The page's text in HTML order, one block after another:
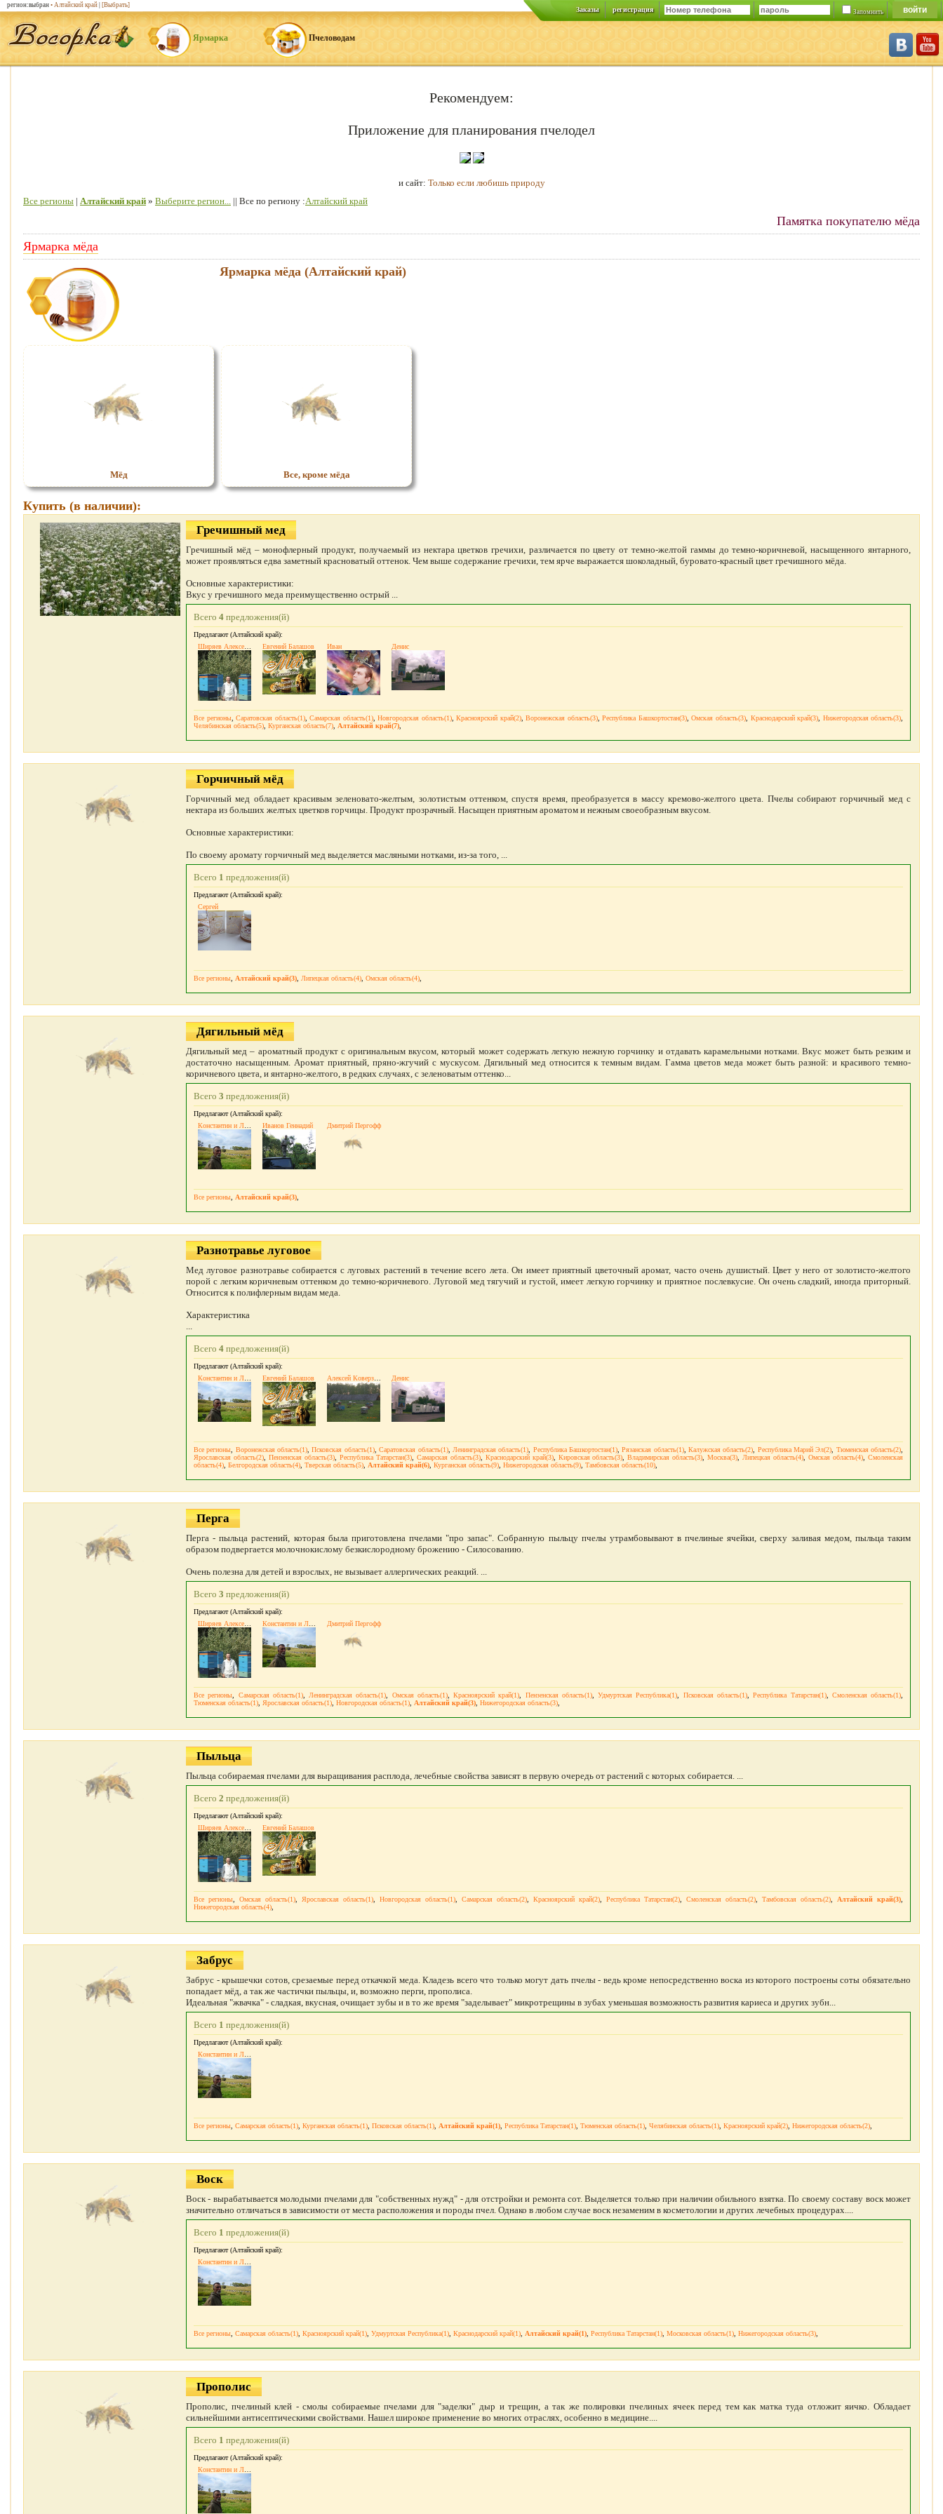
Ярмарка Пчеловодам
Заказы регистрация Запомнить
Рекомендуем:
Приложение для планирования пчелодел
и сайт: Только если любишь природу
Все регионы | Алтайский край » Выберите регион... || Все по региону :Алтайский край
Памятка покупателю мёда
Ярмарка мёда
Ярмарка мёда (Алтайский край)
Мёд Все, кроме мёда
Купить (в наличии):
Гречишный мед
Гречишный мёд – монофлерный продукт, получаемый из нектара цветков гречихи, различается по цвету от темно-желтой гаммы до темно-коричневой, насыщенного янтарного,
может проявляться едва заметный красноватый оттенок. Чем выше содержание гречихи, тем ярче выражается шоколадный, буровато-красный цвет гречишного мёда.
Основные характеристики:
Вкус у гречишного меда преимущественно острый ...
Всего 4 предложения(й)
Предлагают (Алтайский край):
Евгений Балашов Иван Денис
Все регионы,Саратовская область(1),Самарская область(1),Новгородская область(1),Красноярский край(2),Воронежская область(3),Республика Башкортостан(3),Омская область(3), Краснодарский край(3) Нижегородская область(3)
Челябинская область(5) Курганская область(7) Алтайский край(7)
Горчичный мёд
Горчичный мед обладает красивым зеленовато-желтым, золотистым оттенком, спустя время, преобразуется в массу кремово-желтого цвета. Пчелы собирают горчичный мед с
нектара из больших желтых цветков горчицы. Продукт прозрачный. Насыщен приятным ароматом и нежным своеобразным вкусом.
Основные характеристики:
По своему аромату горчичный мед выделяется масляными нотками, из-за того, ...
Всего 1 предложения(й)
Предлагают (Алтайский край):
Сергей
Все регионы Алтайский край(3) Липецкая область(4) Омская область(4)
Дягильный мёд
Дягильный мед – ароматный продукт с оригинальным вкусом, который может содержать легкую нежную горчинку и отдавать карамельными нотками. Вкус может быть резким и
достаточно насыщенным. Аромат приятный, пряно-жгучий с мускусом. Дягильный мед относится к темным видам. Гамма цветов меда может быть разной: и красивого темно-
коричневого цвета, и янтарно-желтого, в редких случаях, с зеленоватым оттенко...
Всего 3 предложения(й)
Предлагают (Алтайский край):
Иванов Геннадий Дмитрий Пергофф
Все регионы Алтайский край(3)
Разнотравье луговое
Мед луговое разнотравье собирается с луговых растений в течение всего лета. Он имеет приятный цветочный аромат, часто очень душистый. Цвет у него от золотисто-желтого
порой с легким коричневым оттенком до темно-коричневого. Луговой мед тягучий и густой, имеет легкую горчинку и приятное послевкусие. Он очень сладкий, иногда приторный.
Относится к полифлерным видам меда.
Характеристика
...
Всего 4 предложения(й)
Предлагают (Алтайский край):
Евгений Балашов Денис
Все регионы Воронежская область(1) ,Псковская область(1),Саратовская область(1), Ленинградская область(1) Республика Башкортостан(1),Рязанская область(1),Калужская область(2) Республика Марий Эл(2) Тюменская область(2)
Ярославская область(2), Пензенская область(3), Республика Татарстан(3), Самарская область(3), Краснодарский край(3), Кировская область(3) ,Владимирская область(3) ,Москва(3) Липецкая область(4) ,Омская область(4) ,Смоленская
область(4) Белгородская область(4) Тверская область(5) Алтайский край(6) Курганская область(9) Нижегородская область(9) Тамбовская область(10)
Перга
Перга - пыльца растений, которая была приготовлена пчелами "про запас". Собранную пыльцу пчелы утрамбовывают в пчелиные ячейки, сверху заливая медом, пыльца таким
образом подвергается молочнокислому безкислородному брожению - Силосованию.
Очень полезна для детей и взрослых, не вызывает аллергических реакций. ...
Всего 3 предложения(й)
Предлагают (Алтайский край):
Дмитрий Пергофф
Все регионы Самарская область(1), Ленинградская область(1) Омская область(1),Красноярский край(1) Пензенская область(1),Удмуртская Республика(1) Псковская область(1),Республика Татарстан(1), Смоленская область(1)
Тюменская область(1)
Ярославская область(1) Новгородская область(1) Алтайский край(3) Нижегородская область(3)
Пыльца
Пыльца собираемая пчелами для выращивания расплода, лечебные свойства зависят в первую очередь от растений с которых собирается. ...
Всего 2 предложения(й)
Предлагают (Алтайский край):
Евгений Балашов
Все регионы Омская область(1) Ярославская область(1) Новгородская область(1) Самарская область(2) Красноярский край(2) Республика Татарстан(2) Смоленская область(2) Тамбовская область(2) Алтайский край(3)
Нижегородская область(4)
Забрус
Забрус - крышечки сотов, срезаемые перед откачкой меда. Кладезь всего что только могут дать пчелы - ведь кроме непосредственно воска из которого построены соты обязательно
попадает мёд, а так же частички пыльцы, и, возможно перги, прополиса.
Идеальная "жвачка" - сладкая, вкусная, очищает зубы и в то же время "заделывает" микротрещины в зубах уменьшая возможность развития кариеса и других зубн...
Всего 1 предложения(й)
Предлагают (Алтайский край):
Все регионы Самарская область(1) Курганская область(1) Псковская область(1) Алтайский край(1) Республика Татарстан(1) Тюменская область(1) Челябинская область(1) Красноярский край(2) Нижегородская область(2)
Воск
Воск - вырабатывается молодыми пчелами для "собственных нужд" - для отстройки и ремонта сот. Выделяется только при наличии обильного взятка. По своему составу воск может
значительно отличаться в зависимости от места расположения и породы пчел. Однако в любом случае воск незаменим в косметологии и других лечебных процедурах....
Всего 1 предложения(й)
Предлагают (Алтайский край):
Все регионы Самарская область(1) Красноярский край(1) Удмуртская Республика(1) Краснодарский край(1) Алтайский край(1) Республика Татарстан(1) Московская область(1) Нижегородская область(3)
Прополис
Прополис, пчелиный клей - смолы собираемые пчелами для "заделки" дыр и трещин, а так же полировки пчелиных ячеек перед тем как матка туда отложит яичко. Обладает
сильнейшими антисептическими свойствами. Нашел широкое применение во многих отраслях, особенно в медицине....
Всего 1 предложения(й)
Предлагают (Алтайский край):
регион:выбран • Алтайский край [Выбрать]